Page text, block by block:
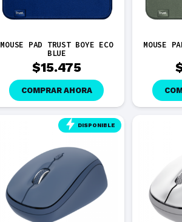
MOUSE PAD TRUST BOYE ECO
BLUE
$15.475
COMPRAR AHORA
MOUSE
DISPONIBLE